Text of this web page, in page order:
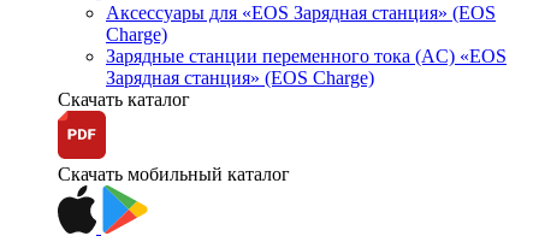
Аксессуары для «EOS Зарядная станция» (EOS
Charge)
Зарядные станции переменного тока (AC) «EOS
Зарядная станция» (EOS Charge)
Скачать каталог
Скачать мобильный каталог